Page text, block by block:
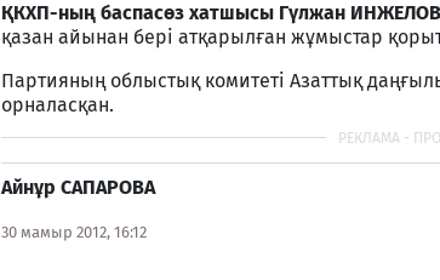
ҚКХП-ның баспасөз хатшысы Гүлжан
қазан айынан бері атқарылған жұмыстар
Партияның облыстық комитеті Азаттық
орналасқан.
Айнұр САПАРОВА
30 мамыр 2012, 16:12